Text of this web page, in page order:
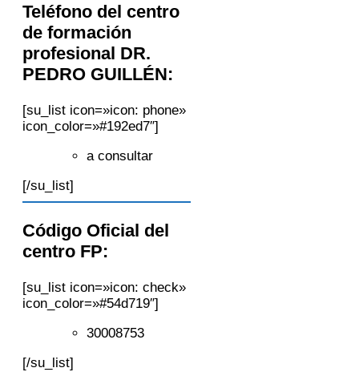
Teléfono del centro
de formación
profesional DR.
PEDRO GUILLÉN:
[su_list icon=»icon: phone»
icon_color=»#192ed7″]
a consultar
[/su_list]
Código Oficial del
centro FP:
[su_list icon=»icon: check»
icon_color=»#54d719″]
30008753
[/su_list]